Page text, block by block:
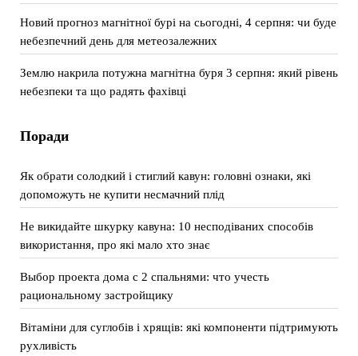
Новий прогноз магнітної бурі на сьогодні, 4 серпня: чи буде
небезпечний день для метеозалежних
Землю накрила потужна магнітна буря 3 серпня: який рівень
небезпеки та що радять фахівці
Поради
Як обрати солодкий і стиглий кавун: головні ознаки, які
допоможуть не купити несмачний плід
Не викидайте шкурку кавуна: 10 несподіваних способів
використання, про які мало хто знає
Выбор проекта дома с 2 спальнями: что учесть
рациональному застройщику
Вітаміни для суглобів і хрящів: які компоненти підтримують
рухливість